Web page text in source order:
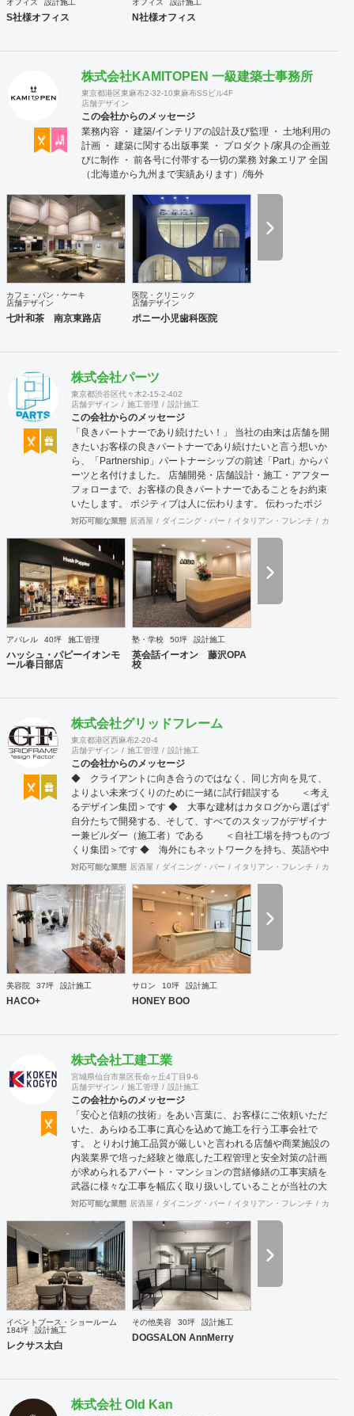
S社様オフィス N社様オフィス
株式会社KAMITOPEN 一級建築士事務所
東京都港区東麻布2-32-10東麻布SSビル4F
店舗デザイン
この会社からのメッセージ
業務内容 ・ 建築/インテリアの設計及び監理 ・ 土地利用の
計画 ・ 建築に関する出版事業 ・ プロダクト/家具の企画並
びに制作 ・ 前各号に付帯する一切の業務 対象エリア 全国
（北海道から九州まで実績あります）/海外
カフェ・パン・ケーキ
店舗デザイン
七叶和茶 南京東路店
医院・クリニック
店舗デザイン
ポニー小児歯科医院
株式会社パーツ
東京都渋谷区代々木2-15-2-402
店舗デザイン
施工管理 設計施工
この会社からのメッセージ
「良きパートナーであり続けたい！」 当社の由来は店舗を開
きたいお客様の良きパートナーであり続けたいと言う想いか
ら、「Partnership」パートナーシップの前述「Part」からパ
ーツと名付けました。 店舗開発・店舗設計・施工・アフター
フォローまで、お客様の良きパートナーであることをお約束
いたします。 ポジティブは人に伝わります。 伝わったポジ
ティブが幸せを呼び込み、呼び込んだ幸せが、さらに大きな
社ならではの実績をご確認下さい。 <a
href="https://www.partsinc.co.jp/">https://www.partsinc.co.jp/</a>
対応可能な業態 居酒屋 ダイニング・バー イタリアン・フレンチ カフェ
アパレル 40坪 施工管理
ハッシュ・パピーイオンモ
ール春日部店
塾・学校 50坪 設計施工
英会話イーオン 藤沢OPA
校
株式会社グリッドフレーム
東京都港区西麻布2-20-4
店舗デザイン
施工管理 設計施工
この会社からのメッセージ
◆ クライアントに向き合うのではなく、同じ方向を見て、
よりよい未来づくりのために一緒に試行錯誤する ＜考え
るデザイン集団＞です ◆ 大事な建材はカタログから選ばず
自分たちで開発する、そして、すべてのスタッフがデザイナ
ー兼ビルダー（施工者）である ＜自社工場を持つものづ
くり集団＞です ◆ 海外にもネットワークを持ち、英語や中
国語に堪能なスタッフたちが、海外から国内への出店をスム
工案件、設計＋造作物の案件、施工案件、造作物制作など、
多様な請負形態が可能です。工場では金属を中心にさまざま
な素材を用いた制作が可能で、例えば通常デザイン性とは無
縁な特定防火設備（鉄扉）などにも高いデザイン性を施すこ
とも可能です。 GRIDFRAME とりかえのきかない空間
https://gridframe.co.jp/ Synes(シネス) 霧のようなやわらか
込む空間 https://sotochiku.com/
対応可能な業態 居酒屋 ダイニング・バー イタリアン・フレンチ カフェ
美容院 37坪 設計施工
HACO+
サロン 10坪 設計施工
HONEY BOO
株式会社工建工業
宮城県仙台市泉区長命ヶ丘4丁目9-6
店舗デザイン
施工管理 設計施工
この会社からのメッセージ
「安心と信頼の技術」をあい言葉に、お客様にご依頼いただ
いた、あらゆる工事に真心を込めて施工を行う工事会社で
す。 とりわけ施工品質が厳しいと言われる店舗や商業施設の
内装業界で培った経験と徹底した工程管理と安全対策の計画
が求められるアパート・マンションの営繕修繕の工事実績を
武器に様々な工事を幅広く取り扱いしていることが当社の大
きな特徴です。
対応可能な業態 居酒屋 ダイニング・バー イタリアン・フレンチ カフェ
イベントブース・ショールーム
184坪
設計施工
レクサス太白
その他美容 30坪 設計施工
DOGSALON AnnMerry
株式会社 Old Kan